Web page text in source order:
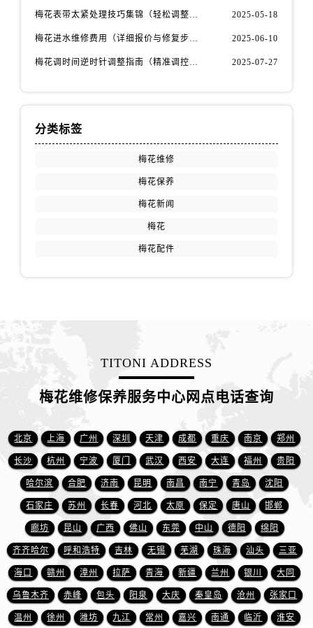
福建省南平市建阳区人民西路售后服务中心（需提前预约）
江西省吉安市吉州区井冈山大道售后服务中心（需提前预约）
江西省景德镇市珠山区珠山中路售后服务中心（需提前预约）
江西省九江市浔阳区浔阳路售后服务中心（需提前预约）
江西省南昌市红谷滩新区红谷中大道998号绿地双子塔（中央广场）A1座办公楼14层1407室售后服务中心（需提前预约）
江西省萍乡市安源区萍安北大道与康庄路交叉口售后服务中心（需提前预约）
江西省上饶市信州区滨江西路售后服务中心（需提前预约）
江西省新余市渝水区北湖西路售后服务中心（需提前预约）
江西省宜春市袁州区中山中路售后服务中心（需提前预约）
江西省鹰潭市月湖区胜利东路售后服务中心（需提前预约）
山东省德州市德城区东风中路售后服务中心（需提前预约）
梅花表带太紧处理技巧集锦（轻松调整佩戴舒适度的方法） 2025-05-18
梅花进水维修费用（详细报价与修复步骤） 2025-06-10
梅花调时间逆时针调整指南（精准调控的秘诀） 2025-07-27
分类标签
梅花维修
梅花保养
梅花新闻
梅花
梅花配件
TITONI ADDRESS
梅花维修保养服务中心网点电话查询
北京 上海 广州 深圳 天津 成都 重庆 南京 郑州
长沙 杭州 宁波 厦门 武汉 西安 大连 福州 贵阳
哈尔滨 合肥 济南 昆明 南昌 南宁 青岛 沈阳
石家庄 苏州 长春 河北 太原 保定 唐山 邯郸
廊坊 昆山 广西 佛山 东莞 中山 德阳 绵阳
齐齐哈尔 呼和浩特 吉林 无锡 芜湖 珠海 汕头 三亚
海口 赣州 漳州 拉萨 青海 新疆 兰州 银川 大同
乌鲁木齐 赤峰 包头 阳泉 大庆 秦皇岛 沧州 张家口
温州 徐州 潍坊 九江 常州 嘉兴 南通 临沂 淮安